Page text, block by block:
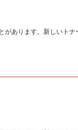
あります。新しいトナ